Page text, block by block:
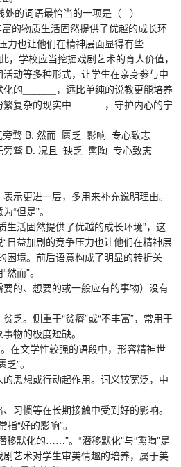
的词语最恰当的一项是（ ）
的物质生活固然提供了优越的成长环
也让他们在精神层面显得有些_____
，学校应当挖掘戏剧艺术的育人价值，
动等多种形式，让学生在亲身参与中
的______，远比单纯的说教更能培养
复杂的现实中______，守护内心的宁
B. 然而 匮乏 影响 专心致志
骛 D. 况且 缺乏 熏陶 专心致志
更进一层，多用来补充说明理由。
但是”。
活固然提供了优越的成长环境”，这
日益加剧的竞争压力也让他们在精神层
境。前后语意构成了明显的转折关
而”。
的、想要的或一般应有的事物）没有
。侧重于“贫瘠”或“不丰富”，常用于
物的极度短缺。
在文学性较强的语段中，形容精神世
”。
思想或行动起作用。词义较宽泛，中
惯等在长期接触中受到好的影响。
“好的影响”。
默化的……”。“潜移默化”与“熏陶”是
艺术对学生审美情趣的培养，属于美